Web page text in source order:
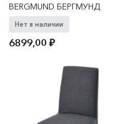
BERGMUND БЕРГМУНД
Нет в наличии
6899,00₽